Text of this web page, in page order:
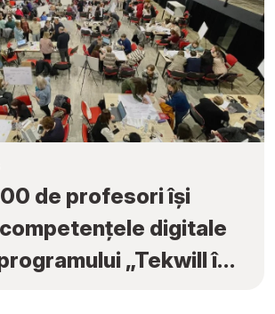
de profesori își
digitale
„Tekwill în